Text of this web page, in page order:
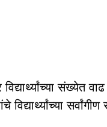
संख्येत
विद्यार्थ्यांच्या